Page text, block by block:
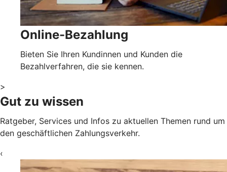
Online-Bezahlung
Bieten Sie Ihren Kundinnen und Kunden die
Bezahlverfahren, die sie kennen.
>
Gut zu wissen
Ratgeber, Services und Infos zu aktuellen Themen rund um
den geschäftlichen Zahlungsverkehr.
‹